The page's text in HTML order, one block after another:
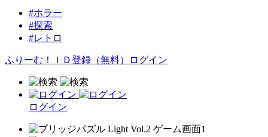
#ホラー
#探索
#レトロ
ふりーむ！ＩＤ登録（無料） ログイン
ログイン